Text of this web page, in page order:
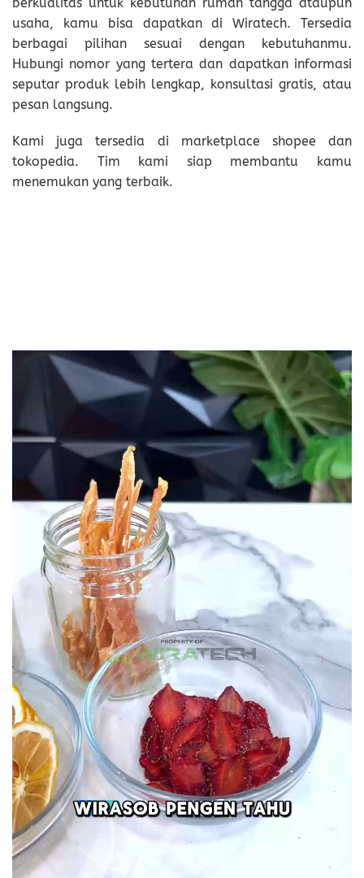
usaha, kamu bisa dapatkan di Wiratech. Tersedia
berbagai pilihan sesuai dengan kebutuhanmu.
Hubungi nomor yang tertera dan dapatkan informasi
seputar produk lebih lengkap, konsultasi gratis, atau
pesan langsung.
Kami juga tersedia di marketplace shopee dan
tokopedia. Tim kami siap membantu kamu
menemukan yang terbaik.